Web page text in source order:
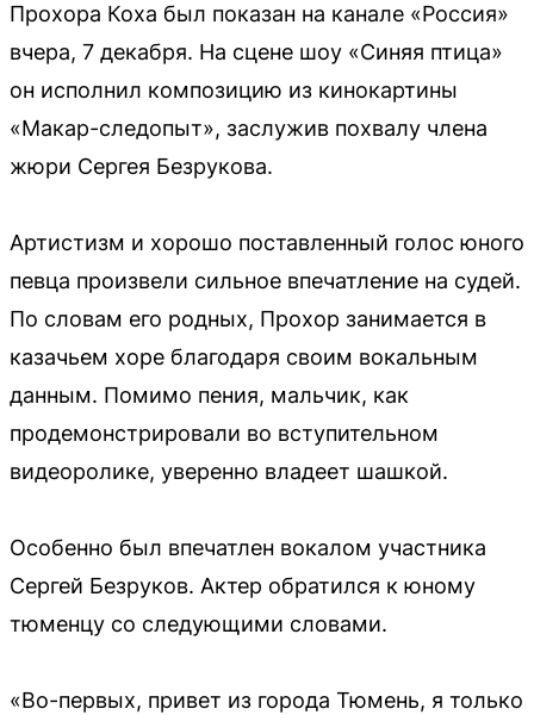
Прохора Коха был показан на канале «Россия»
вчера, 7 декабря. На сцене шоу «Синяя птица»
он исполнил композицию из кинокартины
«Макар-следопыт», заслужив похвалу члена
жюри Сергея Безрукова.
Артистизм и хорошо поставленный голос юного
певца произвели сильное впечатление на судей.
По словам его родных, Прохор занимается в
казачьем хоре благодаря своим вокальным
данным. Помимо пения, мальчик, как
продемонстрировали во вступительном
видеоролике, уверенно владеет шашкой.
Особенно был впечатлен вокалом участника
Сергей Безруков. Актер обратился к юному
тюменцу со следующими словами.
«Во-первых, привет из города Тюмень, я только